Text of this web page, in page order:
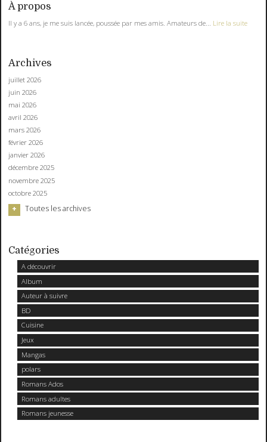
À propos
Il y a 6 ans, je me suis lancée, poussée par mes amis. Amateurs de... Lire la suite
Archives
juillet 2026
juin 2026
mai 2026
avril 2026
mars 2026
février 2026
janvier 2026
décembre 2025
novembre 2025
octobre 2025
Toutes les archives
Catégories
A découvrir
Album
Auteur à suivre
BD
Cuisine
Jeux
Mangas
polars
Romans Ados
Romans adultes
Romans jeunesse